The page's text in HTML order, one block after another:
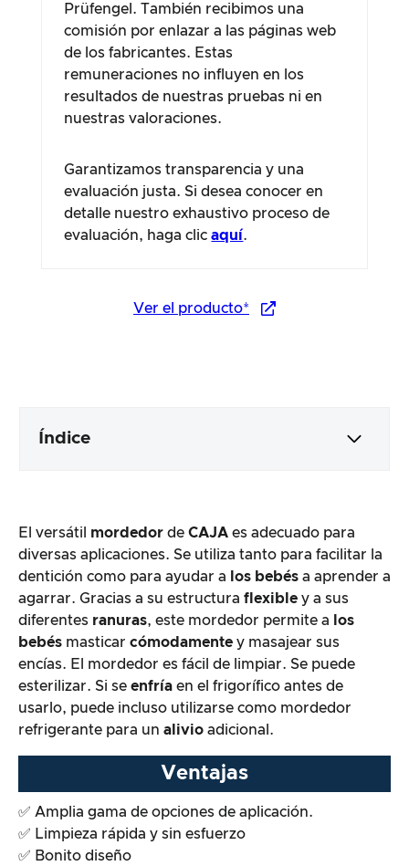
Prüfengel. También recibimos una
comisión por enlazar a las páginas web
de los fabricantes. Estas
remuneraciones no influyen en los
resultados de nuestras pruebas ni en
nuestras valoraciones.
Garantizamos transparencia y una
evaluación justa. Si desea conocer en
detalle nuestro exhaustivo proceso de
evaluación, haga clicaquí.
Ver el producto*
Índice
Elaboración y aspecto del producto
La prueba práctica
Relación calidad/precio
Resultado global
El versátil mordedor de CAJA es adecuado para
diversas aplicaciones. Se utiliza tanto para facilitar la
dentición como para ayudar a
los bebés a aprender a
agarrar. Gracias a su estructura flexible y a sus
diferentes ranuras, este mordedor permite a
los
bebés masticar cómodamente y masajear sus
encías. El mordedor es fácil de limpiar. Se puede
esterilizar. Si se enfría en el frigorífico antes de
usarlo, puede incluso utilizarse como mordedor
refrigerante para un alivio adicional.
Ventajas
✅ Amplia gama de opciones de aplicación.
✅ Limpieza rápida y sin esfuerzo
✅ Bonito diseño